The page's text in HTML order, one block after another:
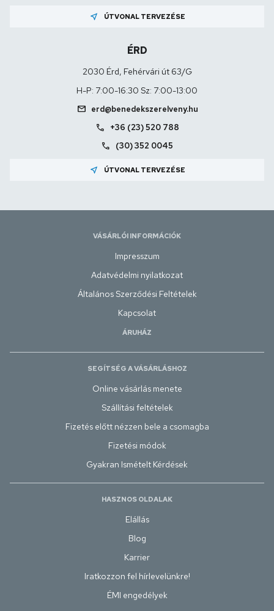
near_me ÚTVONAL TERVEZÉSE
ÉRD
2030 Érd, Fehérvári út 63/G
H-P: 7:00-16:30 Sz: 7:00-13:00
mail erd@benedekszerelveny.hu
call +36 (23) 520 788
call (30) 352 0045
near_me ÚTVONAL TERVEZÉSE
VÁSÁRLÓI INFORMÁCIÓK
Impresszum
Adatvédelmi nyilatkozat
Általános Szerződési Feltételek
Kapcsolat
ÁRUHÁZ
SEGÍTSÉG A VÁSÁRLÁSHOZ
Online vásárlás menete
Szállítási feltételek
Fizetés előtt nézzen bele a csomagba
Fizetési módok
Gyakran Ismételt Kérdések
HASZNOS OLDALAK
Elállás
Blog
Karrier
Iratkozzon fel hírlevelünkre!
ÉMI engedélyek